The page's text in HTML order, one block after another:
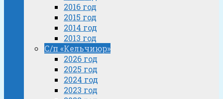
2016 год
2015 год
2014 год
2013 год
С/п «Кельчиюр»
2026 год
2025 год
2024 год
2023 год